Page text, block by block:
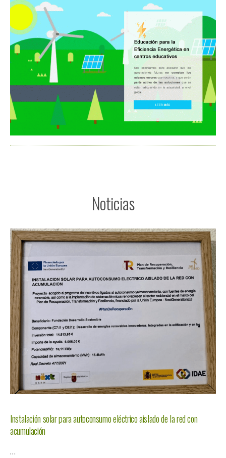
Noticias
Instalación solar para autoconsumo eléctrico aislado de la red con
acumulación
…